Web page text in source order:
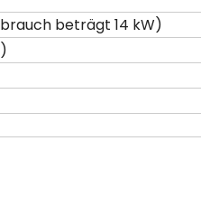
beträgt 14 kW)